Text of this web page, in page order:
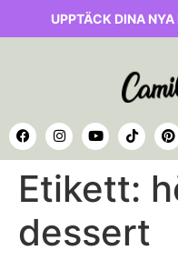
UPPTÄCK DINA NYA
Etikett:
dessert